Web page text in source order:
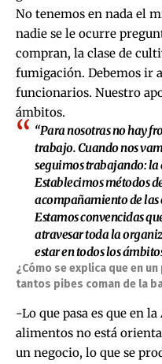
No tenemos en nada el
nadie se le ocurre
compran, la clase de
fumigación. Debemos ir
funcionarios. Nuestro
ámbitos.
“Para nosotras no hay
trabajo. Cuando nos
seguimos trabajando: la
Establecimos métodos
acompañamiento de las
Estamos convencidas
atravesar toda la
estar en todos los
¿Cómo se explica que en
tantos pibes coman de la
-Lo que pasa es que en
alimentos no está
un negocio, lo que se